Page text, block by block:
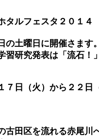
タルフェスタ２０１
の土曜日に開催さま
習研究発表は「流石！
７日（火）から２２
古田区を流れる赤尾